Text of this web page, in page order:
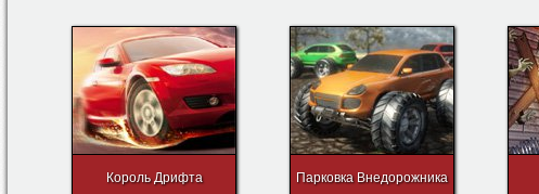
Король Дрифта Парковка Внедорожника